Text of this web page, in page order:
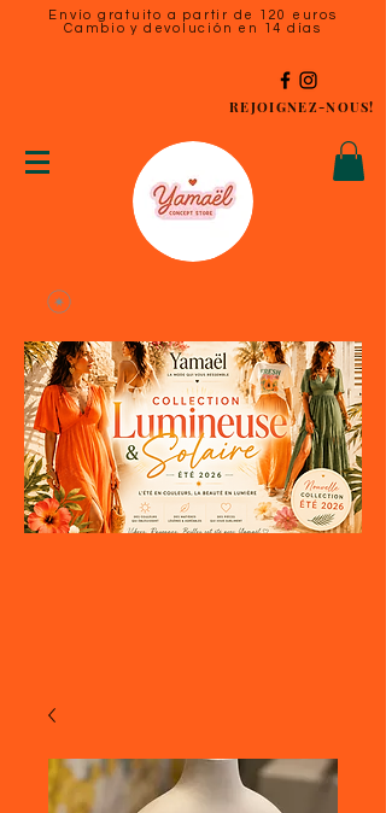
Envío gratuito a partir de 120 euros
Cambio y devolución en 14 días
REJOIGNEZ-NOUS!